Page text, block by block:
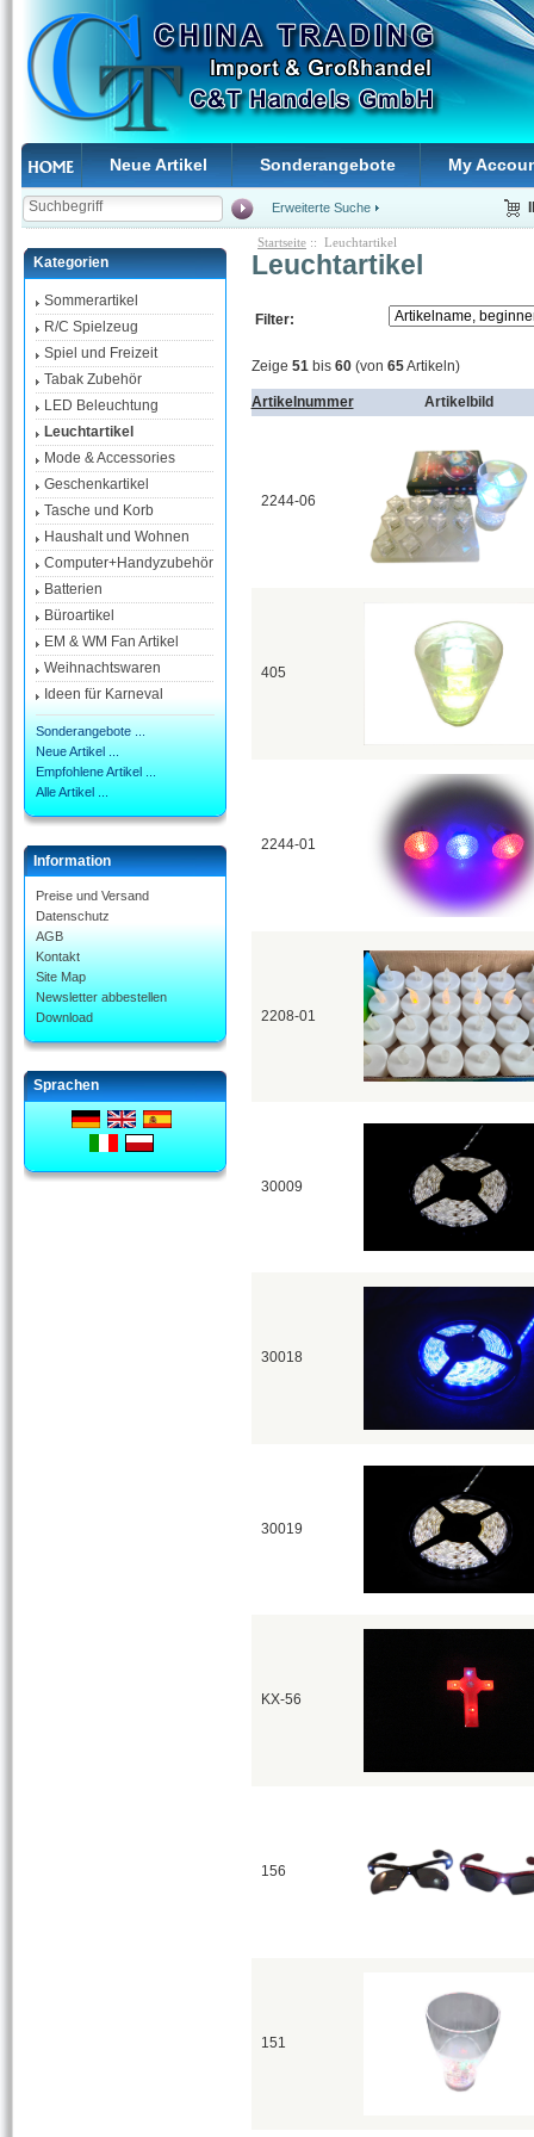
Neue Artikel Sonderangebote My
Erweiterte Suche
Kategorien
Sommerartikel
R/C Spielzeug
Spiel und Freizeit
Tabak Zubehör
LED Beleuchtung
Leuchtartikel
Mode & Accessories
Geschenkartikel
Tasche und Korb
Haushalt und Wohnen
Computer+Handyzubehör
Batterien
Büroartikel
EM & WM Fan Artikel
Weihnachtswaren
Ideen für Karneval
Sonderangebote ...
Neue Artikel ...
Empfohlene Artikel ...
Alle Artikel ...
Information
Preise und Versand
Datenschutz
AGB
Kontakt
Site Map
Newsletter abbestellen
Download
Sprachen
Startseite :: Leuchtartikel
Leuchtartikel
Filter:
Zeige 51 bis 60(von 65Artikeln)
Artikelnummer Artikelbild
2244-06
405
2244-01
2208-01
30009
30018
30019
KX-56
156
151